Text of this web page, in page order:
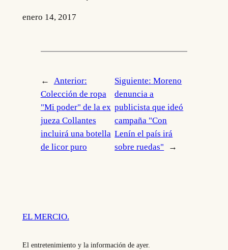
enero 14, 2017
←
Anterior:
Colección de ropa
"Mi poder" de la ex
jueza Collantes
incluirá una botella
de licor puro
Siguiente:Moreno
denuncia a
publicista que ideó
campaña "Con
Lenín el país irá
sobre ruedas"
→
EL MERCIO.
El entretenimiento y la información de ayer.